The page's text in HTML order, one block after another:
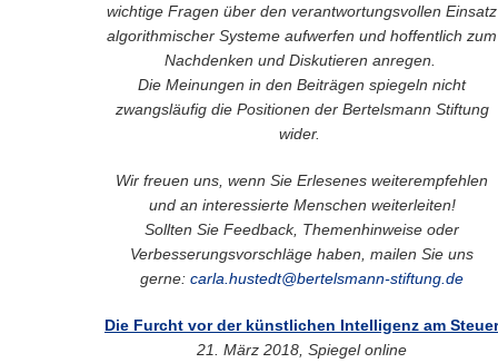
wichtige Fragen über den verantwortungsvollen Einsatz
algorithmischer Systeme aufwerfen und hoffentlich zum
Nachdenken und Diskutieren anregen.
Die Meinungen in den Beiträgen spiegeln nicht
zwangsläufig die Positionen der Bertelsmann Stiftung
wider.
Wir freuen uns, wenn Sie Erlesenes weiterempfehlen
und an interessierte Menschen weiterleiten!
Sollten Sie Feedback, Themenhinweise oder
Verbesserungsvorschläge haben, mailen Sie uns
gerne: carla.hustedt@bertelsmann-stiftung.de
Die Furcht vor der künstlichen Intelligenz am Steuer
21. März 2018, Spiegel online